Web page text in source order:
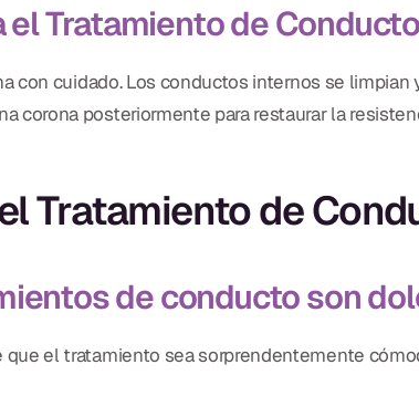
el Tratamiento de Conducto
con cuidado. Los conductos internos se
corona posteriormente para restaurar la
Tratamiento de
de conducto son
que el tratamiento sea sorprendentemente